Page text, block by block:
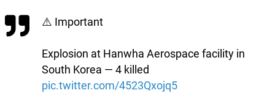
⚠️ Important
Explosion at Hanwha Aerospace facility in
South Korea — 4 killed
pic.twitter.com/4523Qxojq5